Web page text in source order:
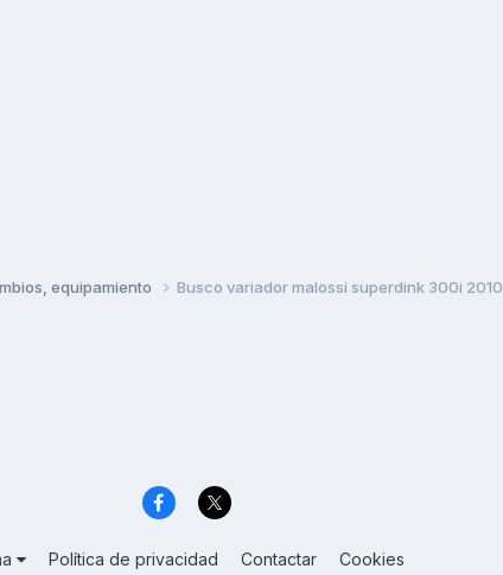
equipamiento Busco variador malossi superdink 300i 2010
Política de privacidad Contactar Cookies